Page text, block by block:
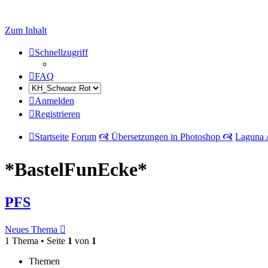
Zum Inhalt
Schnellzugriff
FAQ
Anmelden
Registrieren
Startseite Forum 🙧 Übersetzungen in Photoshop 🙧 Laguna
*BastelFunEcke*
PFS
Neues Thema
1 Thema • Seite 1 von 1
Themen